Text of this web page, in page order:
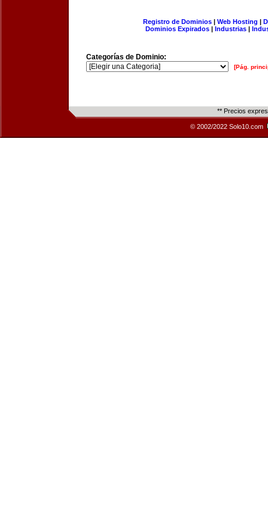
Registro de Dominios| Web Hosting |
Dominios Expirados | Industrias |
Categorías de Dominio:
[Pág.
** Precios
© 2002/2022 Solo10.com